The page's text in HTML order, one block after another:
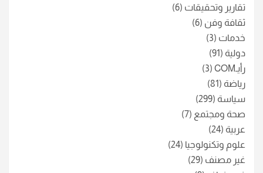
تقارير وتحقيقات (6)
ثقافة وفن (6)
خدمات (3)
دولية (91)
رأيـCOM
(3)
رياضة (81)
سياسة (299)
صحة ومجتمع (7)
عربية (24)
علوم وتكنولوجيا (24)
غير مصنف (29)